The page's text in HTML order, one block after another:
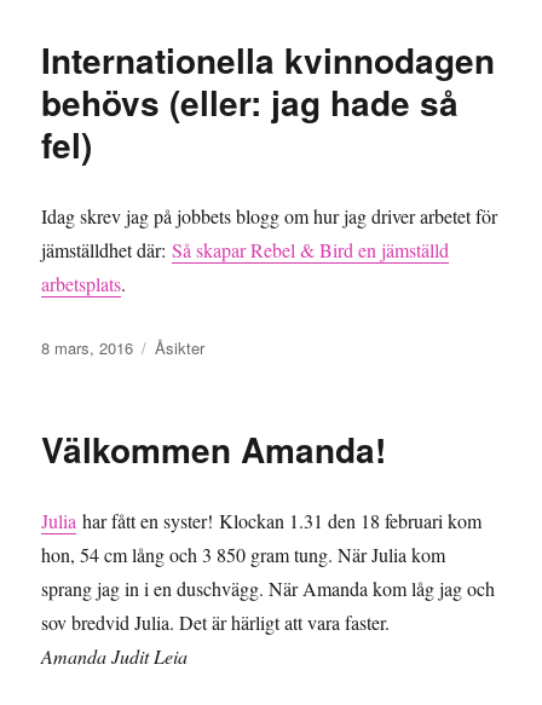
Internationella kvinnodagen
behövs (eller: jag hade så
fel)
Idag skrev jag på jobbets blogg om hur jag driver arbetet för
jämställdhet där:Så skapar Rebel & Bird en jämställd
arbetsplats.
Publicerat
8 mars, 2016 Kategorier
Åsikter
Välkommen Amanda!
Julia har fått en syster! Klockan 1.31 den 18 februari kom
hon, 54 cm lång och 3 850 gram tung. När Julia kom
sprang jag in i en duschvägg. När Amanda kom låg jag och
sov bredvid Julia. Det är härligt att vara faster.
Amanda Judit Leia